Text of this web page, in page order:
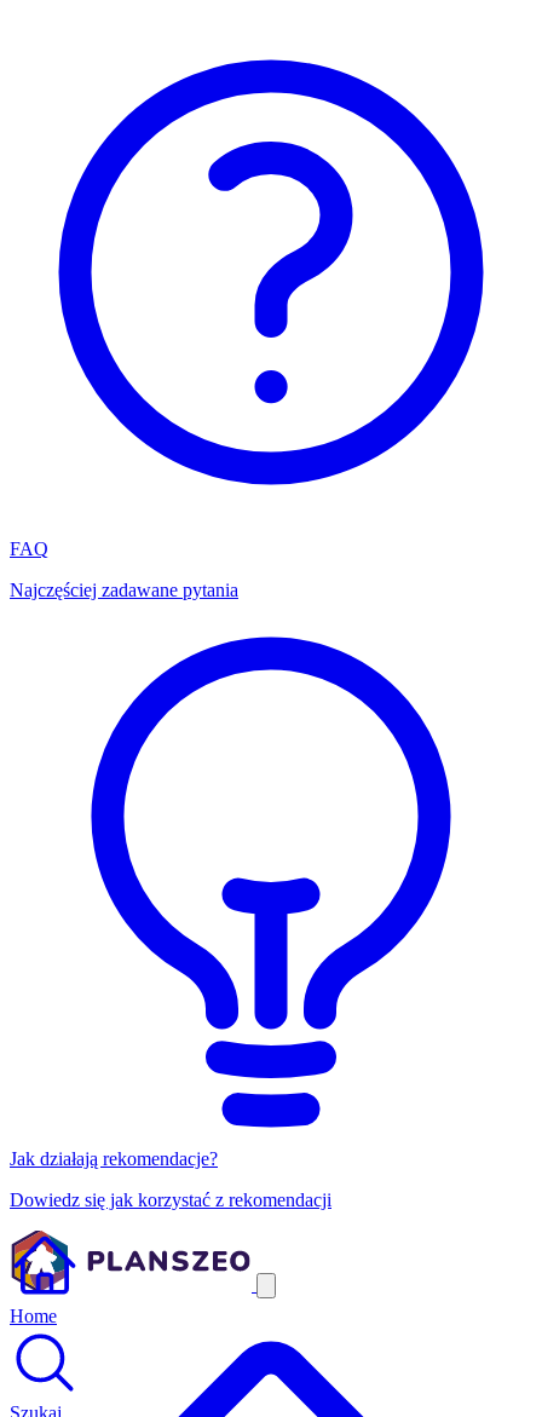
FAQ
Najczęściej zadawane pytania
Jak działają rekomendacje?
Dowiedz się jak korzystać z rekomendacji
Home
Szukaj